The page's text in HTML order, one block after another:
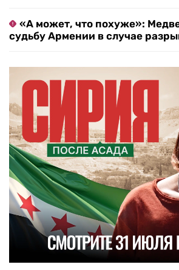
«А может, что похуже»:
судьбу Армении в случае